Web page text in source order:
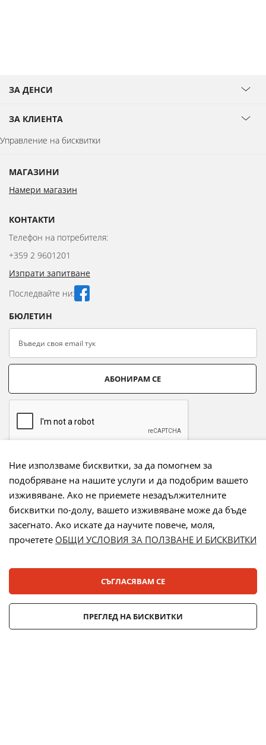
ЗА ДЕНСИ
ЗА КЛИЕНТА
Управление на бисквитки
МАГАЗИНИ
Намери магазин
КОНТАКТИ
Телефон на потребителя:
+359 2 9601201
Изпрати запитване
Последвайте ни:
БЮЛЕТИН
АБОНИРАМ СЕ
Начини на плащане:
Лизинг:
Ние използваме бисквитки, за да помогнем за
подобряване на нашите услуги и да подобрим вашето
изживяване. Ако не приемете незадължителните
бисквитки по-долу, вашето изживяване може да бъде
засегнато. Ако искате да научите повече, моля,
прочетете ОБЩИ УСЛОВИЯ ЗА ПОЛЗВАНЕ И БИСКВИТКИ
СЪГЛАСЯВАМ СЕ
ПРЕГЛЕД НА БИСКВИТКИ